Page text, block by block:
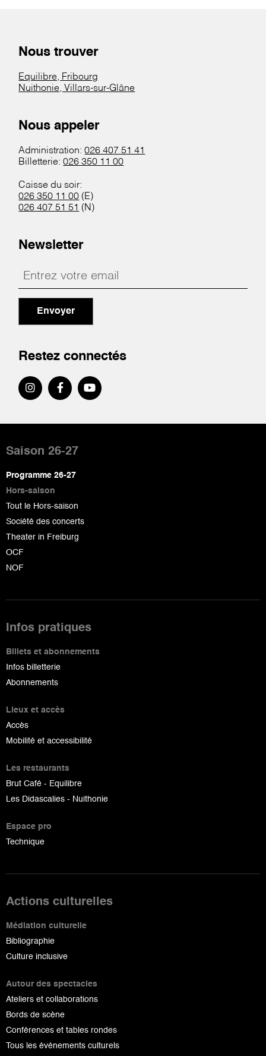
Nous trouver
Equilibre, Fribourg
Nuithonie, Villars-sur-Glâne
Nous appeler
Administration:026 407 51 41
Billetterie:026 350 11 00
Caisse du soir:
026 350 11 00 (E)
026 407 51 51 (N)
Newsletter
Envoyer
Restez connectés
de
page
Saison 26-27
Programme 26-27
Hors-saison
Tout le Hors-saison
Société des concerts
Theater in Freiburg
OCF
NOF
Infos pratiques
Billets et abonnements
Infos billetterie
Abonnements
Lieux et accès
Accès
Mobilité et accessibilité
Les restaurants
Brut Café - Equilibre
Les Didascalies - Nuithonie
Espace pro
Technique
Actions culturelles
Médiation culturelle
Bibliographie
Culture inclusive
Autour des spectacles
Ateliers et collaborations
Bords de scène
Conférences et tables rondes
Tous les événements culturels